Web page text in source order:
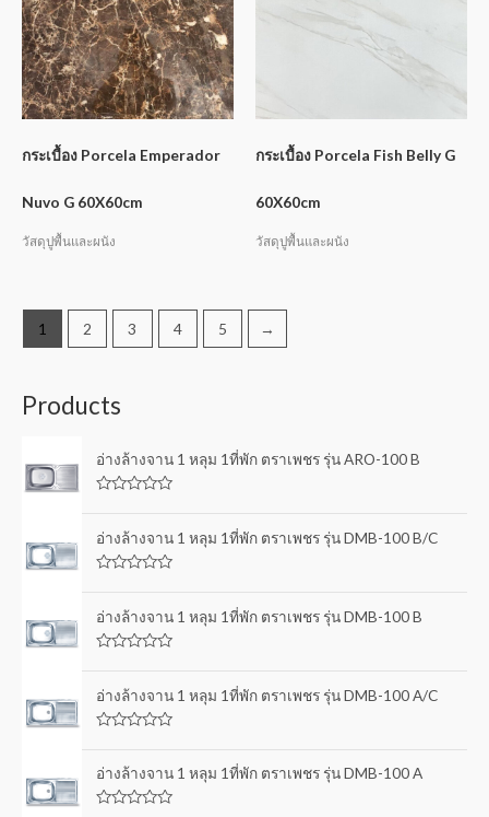
กระเบื้อง Porcela Emperador
Nuvo G 60X60cm
วัสดุปูพื้นและผนัง
กระเบื้อง Porcela Fish Belly G
60X60cm
วัสดุปูพื้นและผนัง
1 2 3 4 5 →
Products
อ่างล้างจาน 1 หลุม 1ที่พัก ตราเพชร รุ่น ARO-100 B
t
e
d
t
o
f
อ่างล้างจาน 1 หลุม 1ที่พัก ตราเพชร รุ่น DMB-100 B/C
t
e
d
t
o
f
อ่างล้างจาน 1 หลุม 1ที่พัก ตราเพชร รุ่น DMB-100 B
t
e
d
t
o
f
อ่างล้างจาน 1 หลุม 1ที่พัก ตราเพชร รุ่น DMB-100 A/C
t
e
d
อ่างล้างจาน 1 หลุม 1ที่พัก ตราเพชร รุ่น DMB-100 A